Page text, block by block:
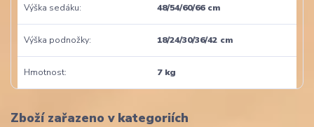
Výška sedáku 48/54/60/66 cm
Výška podnožky 18/24/30/36/42 cm
Hmotnost 7 kg
Zboží zařazeno v kategoriích